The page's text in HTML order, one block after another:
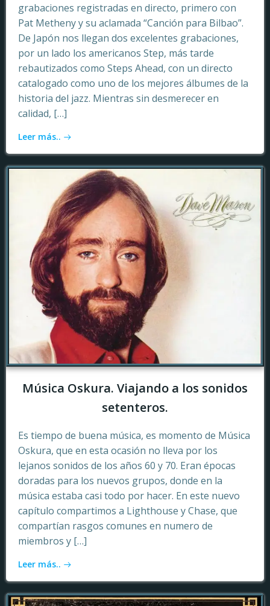
grabaciones registradas en directo, primero con
Pat Metheny y su aclamada “Canción para Bilbao”.
De Japón nos llegan dos excelentes grabaciones,
por un lado los americanos Step, más tarde
rebautizados como Steps Ahead, con un directo
catalogado como uno de los mejores álbumes de la
historia del jazz. Mientras sin desmerecer en
calidad, […]
Leer más..
Música Oskura. Viajando a los sonidos
setenteros.
Es tiempo de buena música, es momento de Música
Oskura, que en esta ocasión no lleva por los
lejanos sonidos de los años 60 y 70. Eran épocas
doradas para los nuevos grupos, donde en la
música estaba casi todo por hacer. En este nuevo
capítulo compartimos a Lighthouse y Chase, que
compartían rasgos comunes en numero de
miembros y […]
Leer más..